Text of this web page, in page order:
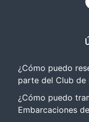
¿Cómo puedo
parte del Club de
¿Cómo puedo
Embarcaciones